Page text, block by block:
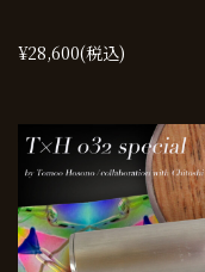
¥28,600(税込)